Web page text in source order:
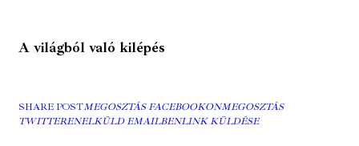
A világból való kilépés
SHARE POSTMEGOSZTÁS FACEBOOKONMEGOSZTÁS
TWITTERENELKÜLD EMAILBENLINK KÜLDÉSE